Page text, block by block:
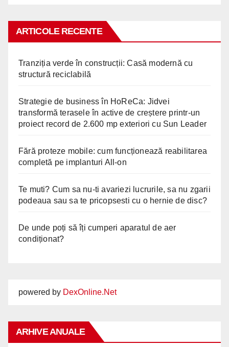
ARTICOLE RECENTE
Tranziția verde în construcții: Casă modernă cu
structură reciclabilă
Strategie de business în HoReCa: Jidvei
transformă terasele în active de creștere printr-un
proiect record de 2.600 mp exteriori cu Sun Leader
Fără proteze mobile: cum funcționează reabilitarea
completă pe implanturi All-on
Te muti? Cum sa nu-ti avariezi lucrurile, sa nu zgarii
podeaua sau sa te pricopsesti cu o hernie de disc?
De unde poți să îți cumperi aparatul de aer
condiționat?
powered by DexOnline.Net
ARHIVE ANUALE